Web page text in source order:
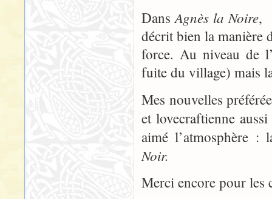
DansAgnès la Noire,
décrit bien la manière
force. Au niveau de
fuite du village) mais
Mes nouvelles
et lovecraftienne
aimé l’atmosphère
Noir.
Merci encore pour les